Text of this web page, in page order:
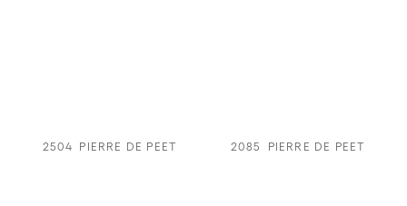
2504 PIERRE DE PEET 2085 PIERRE DE PEET